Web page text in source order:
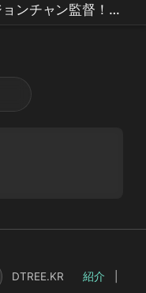
ンチャン監督！ユ
して参加した理由 #
DTREE.KR 紹介